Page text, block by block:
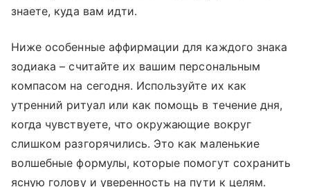
знаете, куда вам идти.
Ниже особенные аффирмации для каждого знака
зодиака – считайте их вашим персональным
компасом на сегодня. Используйте их как
утренний ритуал или как помощь в течение дня,
когда чувствуете, что окружающие вокруг
слишком разгорячились. Это как маленькие
волшебные формулы, которые помогут сохранить
ясную голову и уверенность на пути к целям.